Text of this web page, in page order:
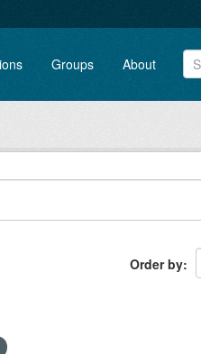
Groups About
Order by